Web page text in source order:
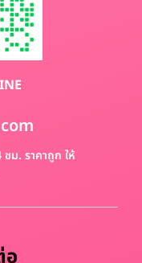
ม. ราคาถูก ให้